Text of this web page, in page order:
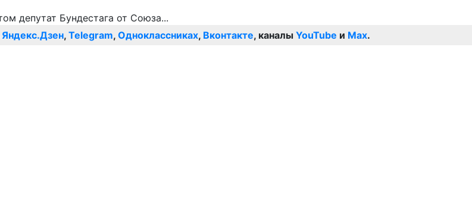
Яндекс.Дзен, Telegram, Одноклассниках, Вконтакте, каналы YouTube и Max.